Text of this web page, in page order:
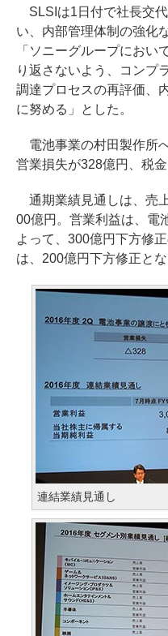
SLSIは1日付で社長交
い、内部管理体制の強化
「ソニーグループにおい
り返さないよう、コンプ
調達プロセスの再評価、
に努める」とした。
電池事業の村田製作所
営業損失が328億円、税金
通期業績見通しは、売
00億円。営業利益は、電
よって、300億円下方修
は、200億円下方修正とな
連結業績見通し